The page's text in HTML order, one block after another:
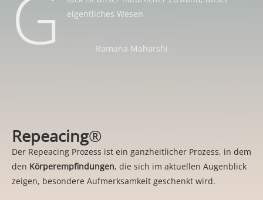
eigentliches Wesen
Ramana Maharshi
Repeacing®
Der Repeacing Prozess ist ein ganzheitlicher Prozess, in dem
den Körperempfindungen, die sich im aktuellen Augenblick
zeigen, besondere Aufmerksamkeit geschenkt wird.